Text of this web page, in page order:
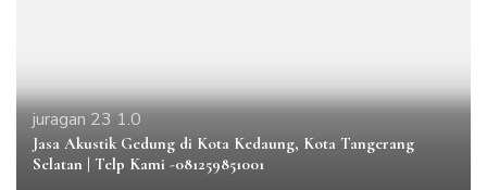
juragan 23 1.0
Jasa Akustik Gedung di Kota Kedaung, Kota Tangerang
Selatan | Telp Kami -081259851001